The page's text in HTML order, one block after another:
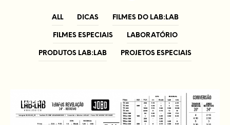
ALL DICAS FILMES DO LAB:LAB
FILMES ESPECIAIS LABORATÓRIO
PRODUTOS LAB:LAB PROJETOS ESPECIAIS
LABORATÓRIO